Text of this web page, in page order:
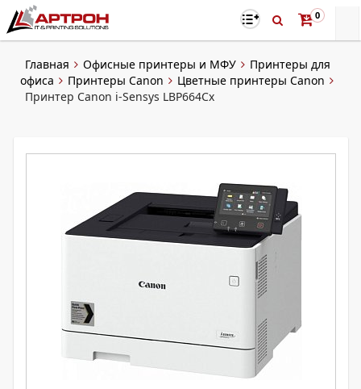
0
Главная Офисные принтеры и МФУ
Принтеры для
офиса
Принтеры Canon
Цветные принтеры Canon
Принтер Canon i-Sensys LBP664Cx